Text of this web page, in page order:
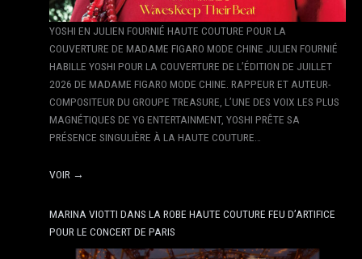
YOSHI EN JULIEN FOURNIÉ HAUTE COUTURE POUR LA
COUVERTURE DE MADAME FIGARO MODE CHINE JULIEN FOURNIÉ
HABILLE YOSHI POUR LA COUVERTURE DE L’ÉDITION DE JUILLET
2026 DE MADAME FIGARO MODE CHINE. RAPPEUR ET AUTEUR-
COMPOSITEUR DU GROUPE TREASURE, L’UNE DES VOIX LES PLUS
MAGNÉTIQUES DE YG ENTERTAINMENT, YOSHI PRÊTE SA
PRÉSENCE SINGULIÈRE À LA HAUTE COUTURE…
VOIR →
MARINA VIOTTI DANS LA ROBE HAUTE COUTURE FEU D’ARTIFICE
POUR LE CONCERT DE PARIS